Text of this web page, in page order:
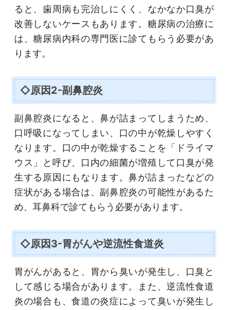
ると、歯周病も完治しにくく、なかなか口臭が
改善しないケースもあります。糖尿病の治療に
は、糖尿病内科の専門医に診てもらう必要があ
ります。
◇原因2-副鼻腔炎
副鼻腔炎になると、鼻が詰まってしまうため、
口呼吸になってしまい、口の中が乾燥しやすく
なります。口の中が乾燥することを「ドライマ
ウス」と呼び、口内の細菌が増殖して口臭が発
生する原因にもなります。鼻が詰まったなどの
症状がある場合は、副鼻腔炎の可能性があるた
め、耳鼻科で診てもらう必要があります。
◇原因3-胃がんや逆流性食道炎
胃がんがあると、胃から臭いが発生し、口臭と
して感じる場合があります。また、逆流性食道
炎の場合も、食道の炎症によって臭いが発生し